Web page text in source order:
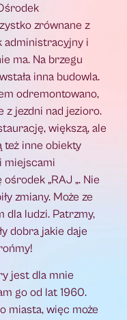
zrównane z
administracyjny i
ma. Na brzegu
inna budowla.
odremontowano,
z jezdni nad jezioro.
większą, ale
też inne obiekty
miejscami
„RAJ „. Nie
zmiany. Może ze
dla ludzi. Patrzmy,
dobra jakie daje
jest dla mnie
go od lat 1960.
miasta, więc może